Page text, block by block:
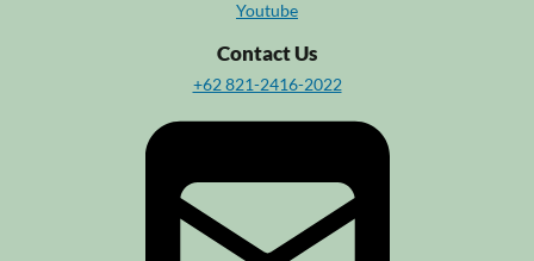
Youtube
Contact Us
+62 821-2416-2022